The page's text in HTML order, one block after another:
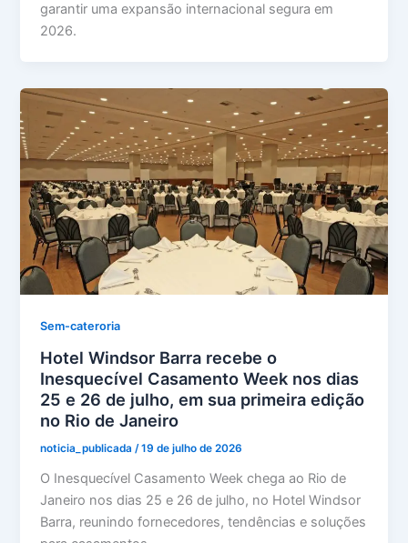
garantir uma expansão internacional segura em
2026.
Sem-cateroria
Hotel Windsor Barra recebe o
Inesquecível Casamento Week nos dias
25 e 26 de julho, em sua primeira edição
no Rio de Janeiro
noticia_publicada /19 de julho de 2026
O Inesquecível Casamento Week chega ao Rio de
Janeiro nos dias 25 e 26 de julho, no Hotel Windsor
Barra, reunindo fornecedores, tendências e soluções